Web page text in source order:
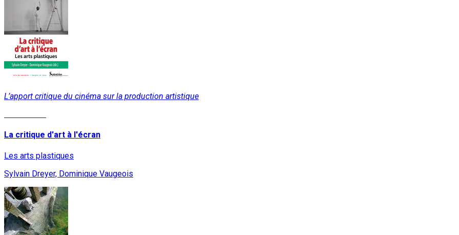
L’apport critique du cinéma sur la production artistique
La critique d'art à l'écran
Les arts plastiques
Sylvain Dreyer, Dominique Vaugeois